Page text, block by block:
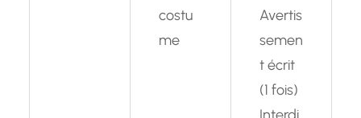
costu
me
Avertis
semen
t écrit
(1 fois)
Interdi